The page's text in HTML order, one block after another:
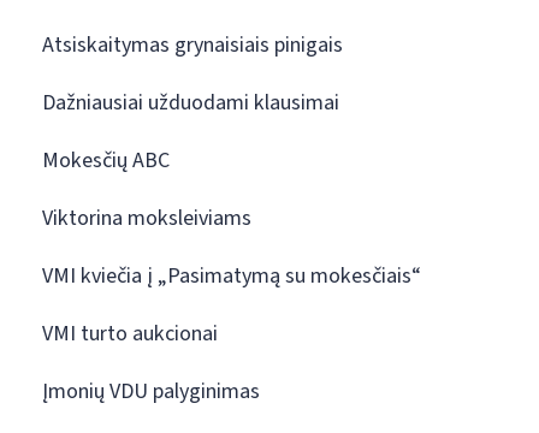
Atsiskaitymas grynaisiais pinigais
Dažniausiai užduodami klausimai
Mokesčių ABC
Viktorina moksleiviams
VMI kviečia į „Pasimatymą su mokesčiais“
VMI turto aukcionai
Įmonių VDU palyginimas